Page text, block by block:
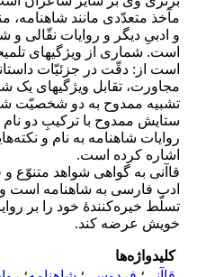
مآخذ متعدّدی مانند شاهنامه،
و ادبیِ دیگر و روایات نقّالی و
است. شماری از ویژگیهای
است از: دقّت در جزئیّات
مجاورت، تقابل ویژگیهای یک
تشبیه ممدوح به دو شخصیّت
ستایش ممدوح با ترکیبِ دو نام
روایات شاهنامه به نام و
اشاره کرده است.
قاآنی به گواهی شواهد متنوّع
ادب فارسی به شاهنامه است
تسلّط خیره‌کنندۀ خود را بر
خویش عرضه کند.
کلیدواژه‌ها